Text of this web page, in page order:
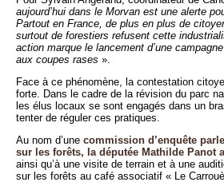
aujourd’hui dans le Morvan est une alerte
Partout en France, de plus en plus de
surtout de forestiers refusent cette
action marque le lancement d’une
aux coupes rases ».
Face à ce phénomène, la contestation
forte. Dans le cadre de la révision du parc
les élus locaux se sont engagés dans un
tenter de réguler ces pratiques.
Au nom d’une commission d’enquête
sur les forêts, la députée Mathilde Panot
ainsi qu’à une visite de terrain et à une
sur les forêts au café associatif « Le